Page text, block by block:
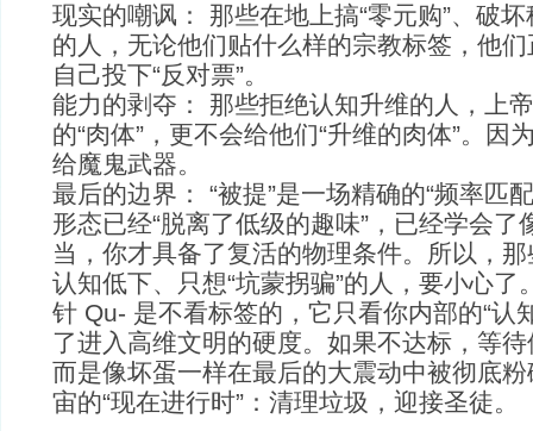
现实的嘲讽： 那些在地上搞“零元购”、破
的人，无论他们贴什么样的宗教标签，他
自己投下“反对票”。
能力的剥夺： 那些拒绝认知升维的人，上
的“肉体”，更不会给他们“升维的肉体”。因
给魔鬼武器。
最后的边界： “被提”是一场精确的“频率匹
形态已经“脱离了低级的趣味”，已经学会了
当，你才具备了复活的物理条件。所以，
认知低下、只想“坑蒙拐骗”的人，要小心了
针 Qu- 是不看标签的，它只看你内部的“认
了进入高维文明的硬度。如果不达标，等待
而是像坏蛋一样在最后的大震动中被彻底
宙的“现在进行时”：清理垃圾，迎接圣徒。